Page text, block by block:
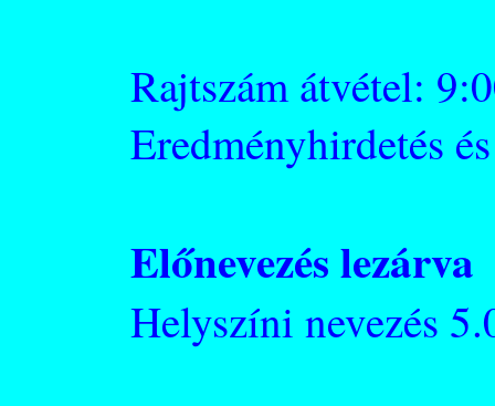
Rajtszám átvétel:
Eredményhirdetés
Előnevezés lezárva
Helyszíni nevezés